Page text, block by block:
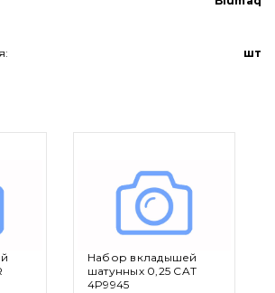
шт
Набор вкладышей
шатунных 0,25 CAT
4P9945